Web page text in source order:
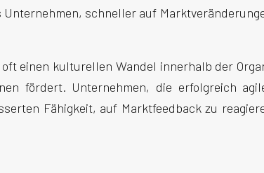
schneller auf
einen kulturellen Wandel innerhalb der
fördert. Unternehmen, die erfolgreich
Fähigkeit, auf Marktfeedback zu